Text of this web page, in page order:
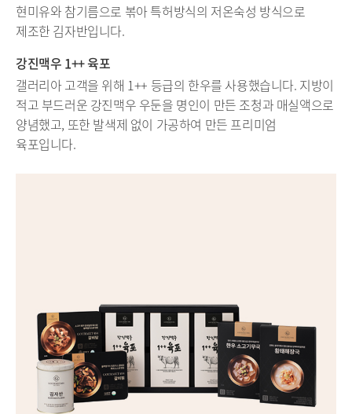
현미유와 참기름으로 볶아 특허방식의 저온숙성 방식으로
제조한 김자반입니다.
강진맥우 1++ 육포
갤러리아 고객을 위해 1++ 등급의 한우를 사용했습니다. 지방이
적고 부드러운 강진맥우 우둔을 명인이 만든 조청과 매실액으로
양념했고, 또한 발색제 없이 가공하여 만든 프리미엄
육포입니다.